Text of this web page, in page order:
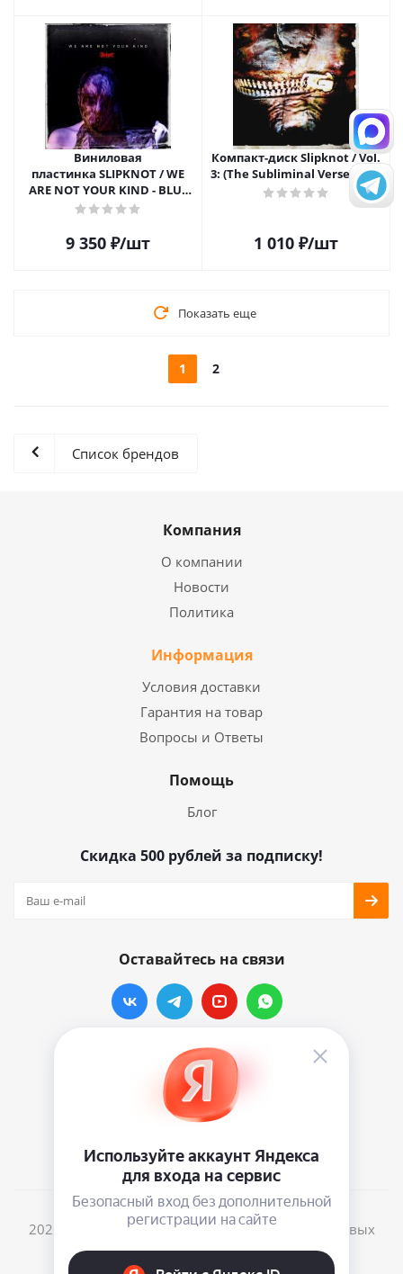
Виниловая
пластинка SLIPKNOT / WE
ARE NOT YOUR KIND - BLUE
VINYL (2LP)
9 350 ₽/шт
Компакт-диск Slipknot / Vol.
3: (The Subliminal Verses)(CD)
1 010 ₽/шт
Показать еще
1 2
Список брендов
Компания
О компании
Новости
Политика
Информация
Условия доставки
Гарантия на товар
Вопросы и Ответы
Помощь
Блог
Скидка 500 рублей за подписку!
Оставайтесь на связи
Наши контакты
info@vinylmarkt.ru
2026 © Винилмаркт - интернет-магазин виниловых
пластинок